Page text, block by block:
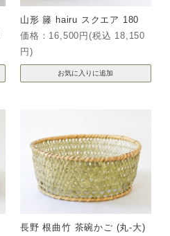
山形 籐 hairu スクエア 180
価格：16,500円(税込 18,150
円)
長野 根曲竹 茶碗かご (丸-大)